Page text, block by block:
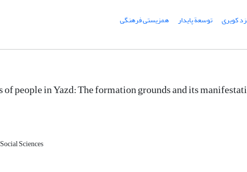
کویری توسعة پایدار
همزیستی فرهنگی
of people in Yazd: The formation grounds and its
Sciences